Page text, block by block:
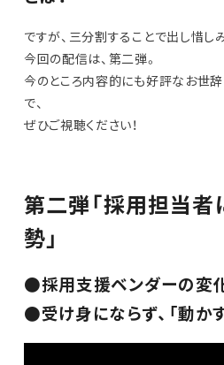
ですが、三分割することで出し惜し
今回の配信は、第二弾。
今のところ内容的にも好評なお世
で、
ぜひご視聴ください！
第二弾「採用担当者
勢」
●採用支援ベンダーの変
●受け身にならず、「動か